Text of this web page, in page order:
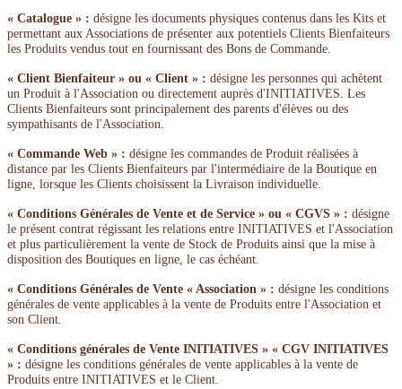
« Catalogue » : désigne les documents physiques contenus dans les Kits et
permettant aux Associations de présenter aux potentiels Clients Bienfaiteurs
les Produits vendus tout en fournissant des Bons de Commande.
« Client Bienfaiteur » ou « Client » : désigne les personnes qui achètent
un Produit à l'Association ou directement auprès d'INITIATIVES. Les
Clients Bienfaiteurs sont principalement des parents d'élèves ou des
sympathisants de l'Association.
« Commande Web » : désigne les commandes de Produit réalisées à
distance par les Clients Bienfaiteurs par l'intermédiaire de la Boutique en
ligne, lorsque les Clients choisissent la Livraison individuelle.
« Conditions Générales de Vente et de Service » ou « CGVS » : désigne
le présent contrat régissant les relations entre INITIATIVES et l'Association
et plus particulièrement la vente de Stock de Produits ainsi que la mise à
disposition des Boutiques en ligne, le cas échéant.
« Conditions Générales de Vente « Association » : désigne les conditions
générales de vente applicables à la vente de Produits entre l'Association et
son Client.
« Conditions générales de Vente INITIATIVES » « CGV INITIATIVES
» : désigne les conditions générales de vente applicables à la vente de
Produits entre INITIATIVES et le Client.